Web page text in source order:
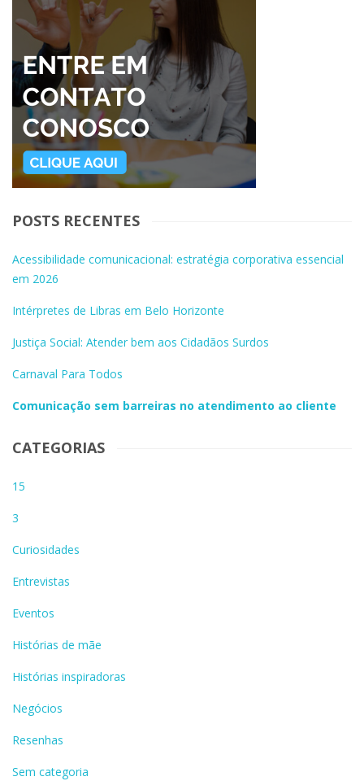
POSTS RECENTES
Acessibilidade comunicacional: estratégia corporativa essencial
em 2026
Intérpretes de Libras em Belo Horizonte
Justiça Social: Atender bem aos Cidadãos Surdos
Carnaval Para Todos
Comunicação sem barreiras no atendimento ao cliente
CATEGORIAS
15
3
Curiosidades
Entrevistas
Eventos
Histórias de mãe
Histórias inspiradoras
Negócios
Resenhas
Sem categoria